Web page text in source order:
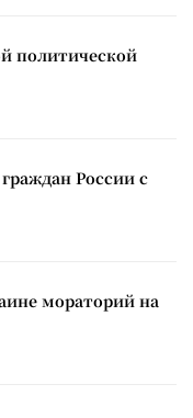
политической
России с
мораторий на